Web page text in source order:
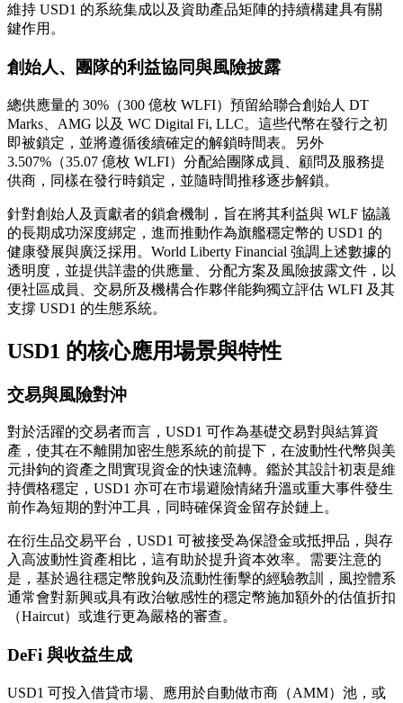
維持 USD1 的系統集成以及資助產品矩陣的持續構建具有關
鍵作用。
創始人、團隊的利益協同與風險披露
總供應量的 30%（300 億枚 WLFI）預留給聯合創始人 DT
Marks、AMG 以及 WC Digital Fi, LLC。這些代幣在發行之初
即被鎖定，並將遵循後續確定的解鎖時間表。另外
3.507%（35.07 億枚 WLFI）分配給團隊成員、顧問及服務提
供商，同樣在發行時鎖定，並隨時間推移逐步解鎖。
針對創始人及貢獻者的鎖倉機制，旨在將其利益與 WLF 協議
的長期成功深度綁定，進而推動作為旗艦穩定幣的 USD1 的
健康發展與廣泛採用。World Liberty Financial 強調上述數據的
透明度，並提供詳盡的供應量、分配方案及風險披露文件，以
便社區成員、交易所及機構合作夥伴能夠獨立評估 WLFI 及其
支撐 USD1 的生態系統。
USD1 的核心應用場景與特性
交易與風險對沖
對於活躍的交易者而言，USD1 可作為基礎交易對與結算資
產，使其在不離開加密生態系統的前提下，在波動性代幣與美
元掛鉤的資產之間實現資金的快速流轉。鑑於其設計初衷是維
持價格穩定，USD1 亦可在市場避險情緒升溫或重大事件發生
前作為短期的對沖工具，同時確保資金留存於鏈上。
在衍生品交易平台，USD1 可被接受為保證金或抵押品，與存
入高波動性資產相比，這有助於提升資本效率。需要注意的
是，基於過往穩定幣脫鉤及流動性衝擊的經驗教訓，風控體系
通常會對新興或具有政治敏感性的穩定幣施加額外的估值折扣
（Haircut）或進行更為嚴格的審查。
DeFi 與收益生成
USD1 可投入借貸市場、應用於自動做市商（AMM）池，或